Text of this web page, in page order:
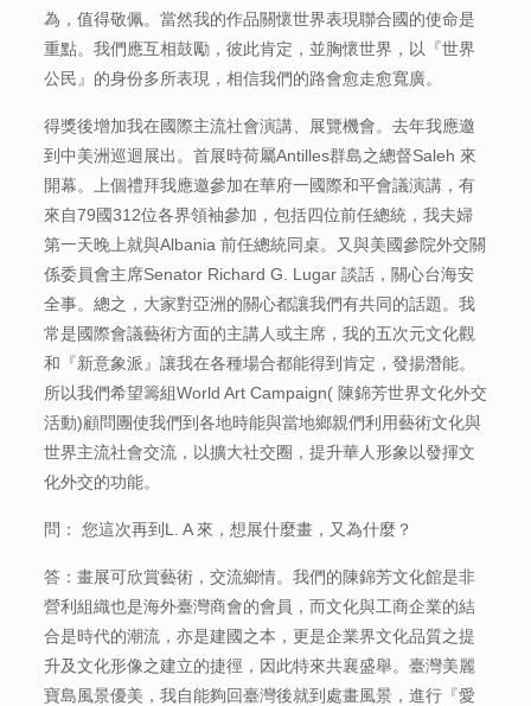
為，值得敬佩。當然我的作品關懷世界表現聯合國的使命是
重點。我們應互相鼓勵，彼此肯定，並胸懷世界，以『世界
公民』的身份多所表現，相信我們的路會愈走愈寬廣。
得獎後增加我在國際主流社會演講、展覽機會。去年我應邀
到中美洲巡迴展出。首展時荷屬Antilles群島之總督Saleh 來
開幕。上個禮拜我應邀參加在華府一國際和平會議演講，有
來自79國312位各界領袖參加，包括四位前任總統，我夫婦
第一天晚上就與Albania 前任總統同桌。又與美國參院外交關
係委員會主席Senator Richard G. Lugar 談話，關心台海安
全事。總之，大家對亞洲的關心都讓我們有共同的話題。我
常是國際會議藝術方面的主講人或主席，我的五次元文化觀
和『新意象派』讓我在各種場合都能得到肯定，發揚潛能。
所以我們希望籌組World Art Campaign( 陳錦芳世界文化外交
活動)顧問團使我們到各地時能與當地鄉親們利用藝術文化與
世界主流社會交流，以擴大社交圈，提升華人形象以發揮文
化外交的功能。
問： 您這次再到L. A 來，想展什麼畫，又為什麼？
答：畫展可欣賞藝術，交流鄉情。我們的陳錦芳文化館是非
營利組織也是海外臺灣商會的會員，而文化與工商企業的結
合是時代的潮流，亦是建國之本，更是企業界文化品質之提
升及文化形像之建立的捷徑，因此特來共襄盛舉。臺灣美麗
寶島風景優美，我自能夠回臺灣後就到處畫風景，進行『愛